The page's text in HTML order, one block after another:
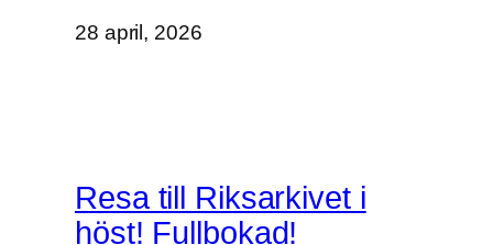
28 april, 2026
Resa till Riksarkivet i
höst! Fullbokad!